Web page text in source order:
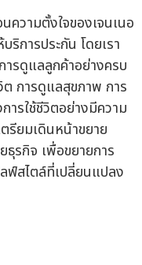
ความตั้งใจของเจนเนอ
ริการประกัน โดยเรา
ารดูแลลูกค้าอย่างครบ
การดูแลสุขภาพ การ
ารใช้ชีวิตอย่างมีความ
รียมเดินหน้าขยาย
รกิจ เพื่อขยายการ
ฟ์สไตล์ที่เปลี่ยนแปลง